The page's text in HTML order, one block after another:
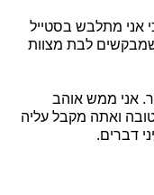
אני מתלבש בסטייל
שמבקשים לבת מצוות
אני ממש אוהב
ואתה מקבל עליה
דברים.